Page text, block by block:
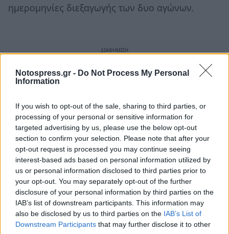
Notospress.gr - Do Not Process My Personal
Information
If you wish to opt-out of the sale, sharing to third parties, or
processing of your personal or sensitive information for
targeted advertising by us, please use the below opt-out
section to confirm your selection. Please note that after your
opt-out request is processed you may continue seeing
interest-based ads based on personal information utilized by
us or personal information disclosed to third parties prior to
your opt-out. You may separately opt-out of the further
disclosure of your personal information by third parties on the
IAB’s list of downstream participants. This information may
also be disclosed by us to third parties on the IAB’s List of
Downstream Participants that may further disclose it to other
ημερομηνίες διεξαγωγής των δυο αγώνων.